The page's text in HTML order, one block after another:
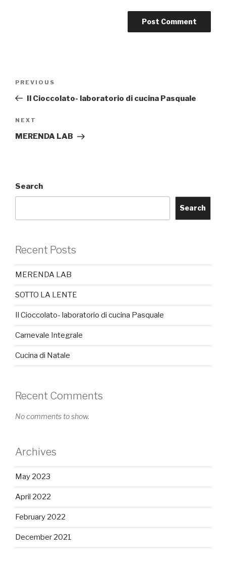
Previous
Post
PREVIOUS
Il Cioccolato- laboratorio di cucina Pasquale
Next
Post
NEXT
MERENDA LAB
Search
Search
Recent Posts
MERENDA LAB
SOTTO LA LENTE
Il Cioccolato- laboratorio di cucina Pasquale
Carnevale Integrale
Cucina di Natale
Recent Comments
No comments to show.
Archives
May 2023
April 2022
February 2022
December 2021